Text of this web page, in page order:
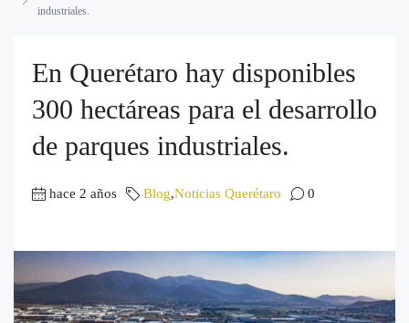
industriales.
En Querétaro hay disponibles
300 hectáreas para el desarrollo
de parques industriales.
hace 2 años Blog,Noticias Querétaro 0